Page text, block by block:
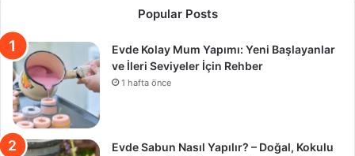
Popular Posts
Evde Kolay Mum Yapımı: Yeni Başlayanlar
ve İleri Seviyeler İçin Rehber
1 hafta önce
Evde Sabun Nasıl Yapılır? – Doğal, Kokulu